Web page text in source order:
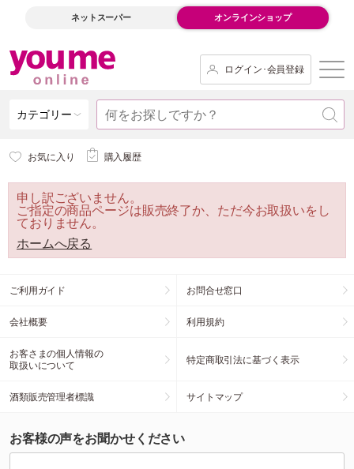
ネットスーパー オンラインショップ
ログイン･会員登録
カテゴリー
お気に入り 購入履歴
申し訳ございません。
ご指定の商品ページは販売終了か、ただ今お取扱いをし
ておりません。
ホームへ戻る
ご利用ガイド お問合せ窓口
会社概要 利用規約
お客さまの個人情報の
取扱いについて
特定商取引法に基づく表示
酒類販売管理者標識 サイトマップ
お客様の声をお聞かせください